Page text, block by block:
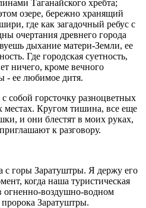
Таганайского хребта;
озере, бережно хранящий
где как загадочный ребус с
очертания древнего города
дыхание матери-Земли, ее
Где городская суетность,
ничего, кроме вечного
- ее любимое дитя.
собой горсточку разноцветных
местах. Кругом тишина, все еще
и они блестят в моих руках,
к разговору.
с горы Заратуштры. Я держу его
когда наша туристическая
огненно-воздушно-водном
Заратуштры.